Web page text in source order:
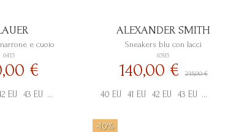
e cuoio
6413
€
EU 43 EU 44 EU
Sneakers blu con lacci
ALEXANDER SMITH
6393
140,00 € 215,00 €
40 EU 41 EU 42 EU 43 EU 44 EU
-10%